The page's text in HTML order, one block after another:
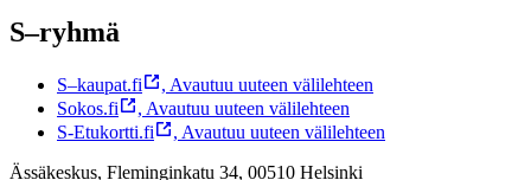
S–ryhmä
S–kaupat.fi , Avautuu uuteen välilehteen
Sokos.fi
, Avautuu uuteen välilehteen
S-Etukortti.fi
, Avautuu uuteen välilehteen
Ässäkeskus, Fleminginkatu 34, 00510 Helsinki